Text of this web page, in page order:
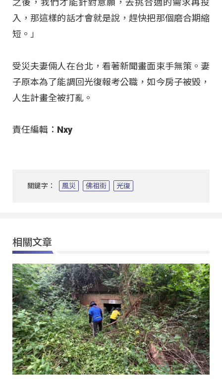
之後，我們才能針對意願，去挑合適的需求再投
入，那這樣的話才會就是說，趕快把那個磨合期縮
短。」
受災夫妻倆人在台北，看著新聞畫面束手無策。妻
子原本為了能調回光復報考公職，如今房子被毀，
人生計畫全被打亂。
責任編輯：Nxy
關鍵字： 風災 佛祖街 光復
相關文章